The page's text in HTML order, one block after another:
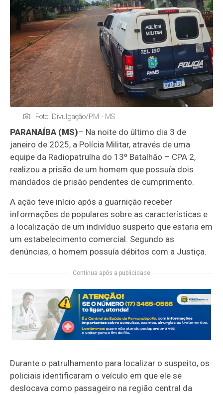
Foto: Divulgação/PM - MS
PARANAÍBA (MS)– Na noite do último dia 3 de
janeiro de 2025, a Polícia Militar, através de uma
equipe da Radiopatrulha do 13º Batalhão – CPA 2,
realizou a prisão de um homem que possuía dois
mandados de prisão pendentes de cumprimento.
A ação teve início após a guarnição receber
informações de populares sobre as características e
a localização de um indivíduo suspeito que estaria em
um estabelecimento comercial. Segundo as
denúncias, o homem possuía débitos com a Justiça.
Continua após a publicidade
Durante o patrulhamento para localizar o suspeito, os
policiais identificaram o veículo em que ele se
deslocava como passageiro na região central da